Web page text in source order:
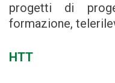
progetti di
formazione,
HTT